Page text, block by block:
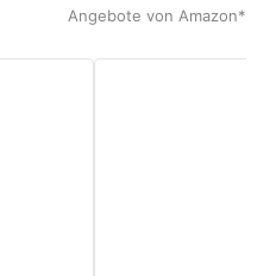
Angebote von Amazon*